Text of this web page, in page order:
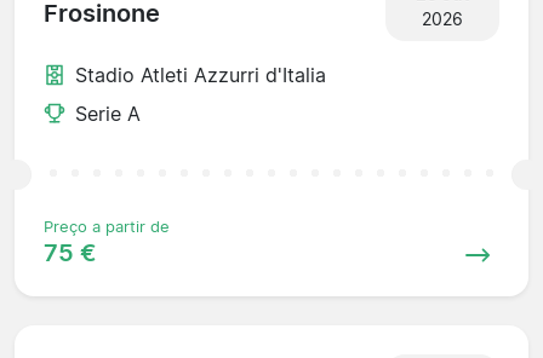
Frosinone
2026
Stadio Atleti Azzurri d'Italia
Serie A
Preço a partir de
75 €